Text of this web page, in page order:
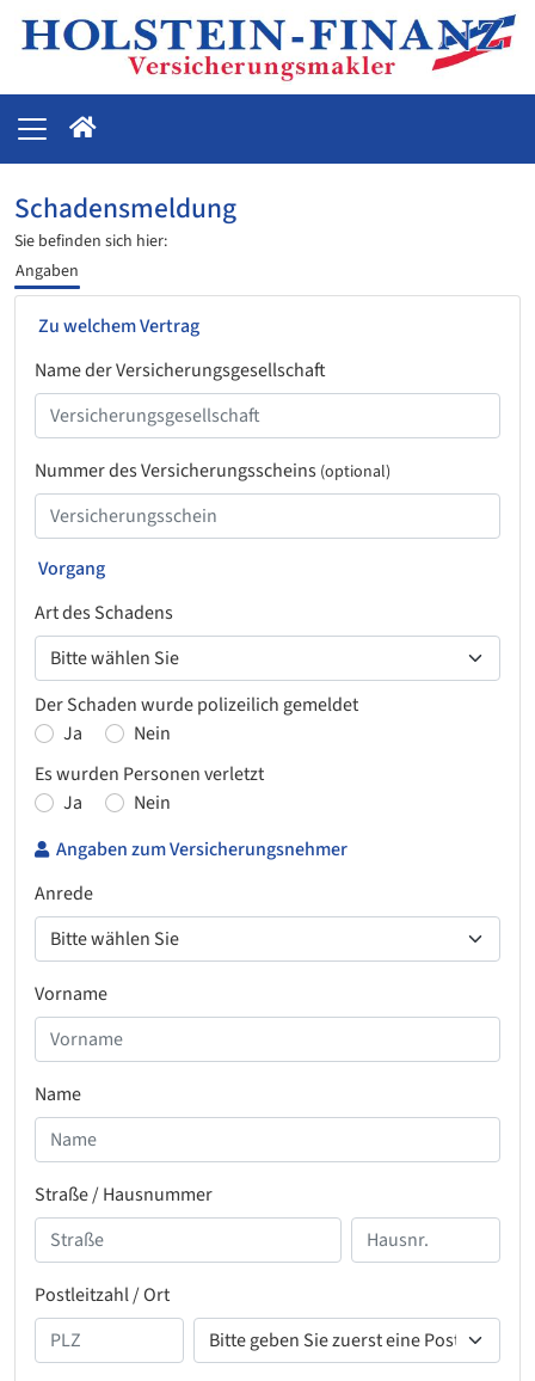
Schadensmeldung
Sie befinden sich hier:
Angaben
Zu welchem Vertrag
Name der Versicherungsgesellschaft
Nummer des Versicherungsscheins (optional)
Vorgang
Art des Schadens
Der Schaden wurde polizeilich gemeldet
Ja
Nein
Es wurden Personen verletzt
Ja
Nein
Angaben zum Versicherungsnehmer
Anrede
Vorname
Name
Straße / Hausnummer
Postleitzahl / Ort